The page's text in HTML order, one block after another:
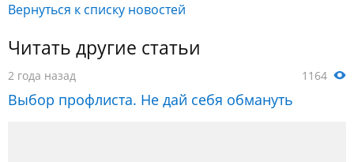
Вернуться к списку новостей
Читать другие статьи
2 года назад 1164
Выбор профлиста. Не дай себя обмануть